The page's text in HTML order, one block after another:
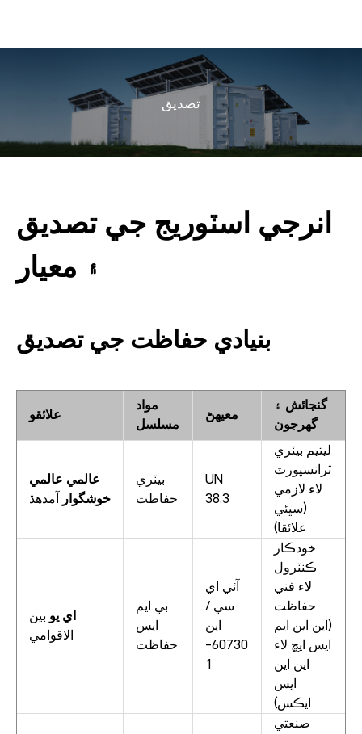
تصديق
انرجي اسٽوريج جي تصديق
۽ معيار
بنيادي حفاظت جي تصديق
علائقو
مواد
مسلسل
معيهڻ
گنجائش ۽
گهرجون
عالمي عالمي
خوشگوار
آمدهڌ
بيٽري
حفاظت
UN
38.3
ليتيم بيٽري
ٽرانسپورٽ
لاء لازمي
(سڀئي
علائقا)
اي يو بين
الاقوامي
بي ايم
ايس
حفاظت
آئي اي
سي /
اين
60730-
1
خودڪار
ڪنٽرول
لاء فني
حفاظت
(اين اين ايم
ايس ايڇ لاء
اين اين
ايس
ايڪس)
صنعتي